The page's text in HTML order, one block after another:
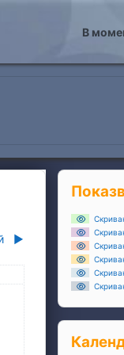
В
▶︎
5 априлнеделя, 6 април
Прескочи
Прескочи